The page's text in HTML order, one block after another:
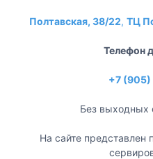
Полтавская, 38/22, ТЦ
Телефон
+7
Без выходных
На сайте представлен